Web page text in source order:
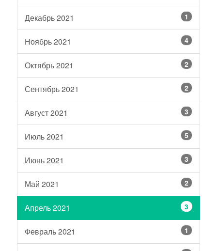
Декабрь 2021 1
Ноябрь 2021 4
Октябрь 2021 2
Сентябрь 2021 2
Август 2021 3
Июль 2021 5
Июнь 2021 3
Май 2021 2
Апрель 2021 3
Февраль 2021 1